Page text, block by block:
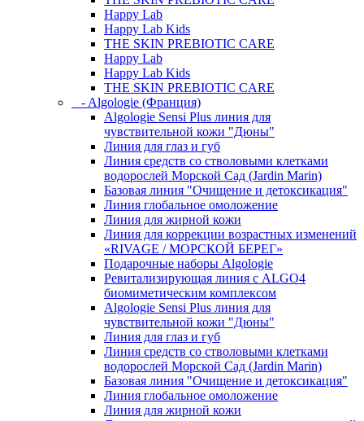
Happy Lab
Happy Lab Kids
THE SKIN PREBIOTIC CARE
Happy Lab
Happy Lab Kids
THE SKIN PREBIOTIC CARE
- Algologie (Франция)
Algologie Sensi Plus линия для
чувcтвительной кожи "Дюны"
Линия для глаз и губ
Линия средств со стволовыми клетками
водорослей Морской Сад (Jardin Marin)
Базовая линия "Очищение и детоксикация"
Линия глобальное омоложение
Линия для жирной кожи
Линия для коррекции возрастных изменений
«RIVAGE / МОРСКОЙ БЕРЕГ»
Подарочные наборы Algologie
Ревитализирующая линия с ALGO4
биомиметическим комплексом
Algologie Sensi Plus линия для
чувcтвительной кожи "Дюны"
Линия для глаз и губ
Линия средств со стволовыми клетками
водорослей Морской Сад (Jardin Marin)
Базовая линия "Очищение и детоксикация"
Линия глобальное омоложение
Линия для жирной кожи